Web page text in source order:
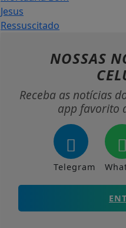
NOSSAS
Receba as notícias
app favorito
Telegram